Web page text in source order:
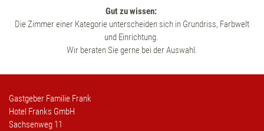
Gut zu wissen:
Die Zimmer einer Kategorie unterscheiden sich in Grundriss, Farbwelt
und Einrichtung.
Wir beraten Sie gerne bei der Auswahl.
Gastgeber Familie Frank
Hotel Franks GmbH
Sachsenweg 11